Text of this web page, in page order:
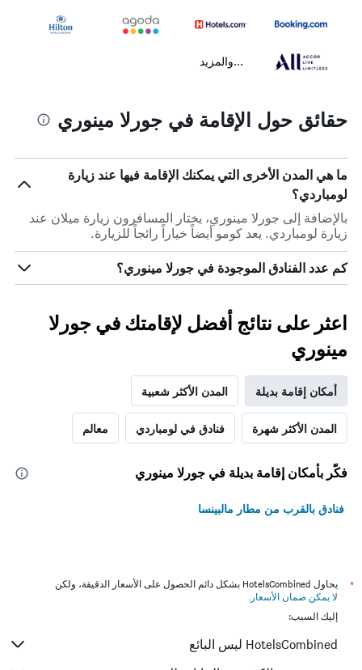
...والمزيد
حقائق حول الإقامة في جورلا مينوري
ما هي المدن الأخرى التي يمكنك الإقامة فيها عند زيارة
لومباردي؟
بالإضافة إلى جورلا مينوري، يختار المسافرون زيارة ميلان عند
زيارة لومباردي. يعد كومو أيضاً خياراً رائجاً للزيارة.
كم عدد الفنادق الموجودة في جورلا مينوري؟
اعثر على نتائج أفضل لإقامتك في جورلا
مينوري
أمكان إقامة بديلة المدن الأكثر شعبية
المدن الأكثر شهرة فنادق في لومباردي معالم
فكّر بأمكان إقامة بديلة في جورلا مينوري
فنادق بالقرب من مطار مالبينسا
*
يحاول HotelsCombined بشكل دائم الحصول على الأسعار الدقيقة، ولكن
لا يمكن ضمان الأسعار .
إليك السبب:
HotelsCombined ليس البائع